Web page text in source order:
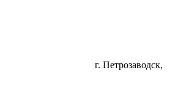
г. Петрозаводск,